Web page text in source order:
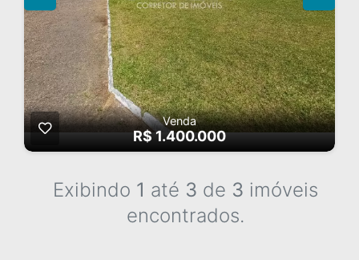
Venda
R$ 1.400.000
Exibindo 1 até 3 de 3 imóveis
encontrados.